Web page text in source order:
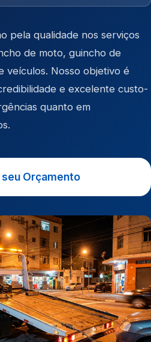
pela qualidade nos serviços
de moto, guincho de
veículos. Nosso objetivo é
e excelente custo-
quanto em
Orçamento